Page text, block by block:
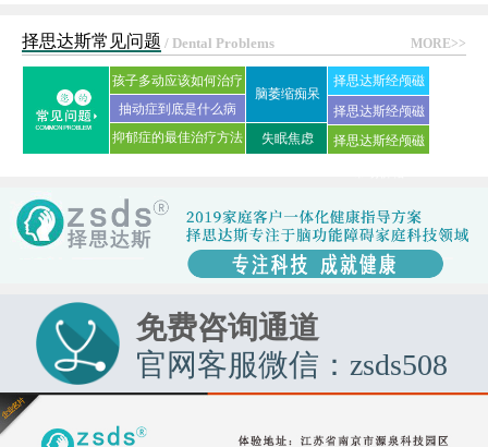
MORE>>
择思达斯常见问题 / Dental Problems
孩子多动应该如何治疗
抽动症到底是什么病
抑郁症的最佳治疗方法
脑萎缩痴呆
失眠焦虑
择思达斯经颅磁
刺激仪常见问答
择思达斯经颅磁
家用品牌
择思达斯经颅磁
免费咨询通道
官网客服微信：zsds508